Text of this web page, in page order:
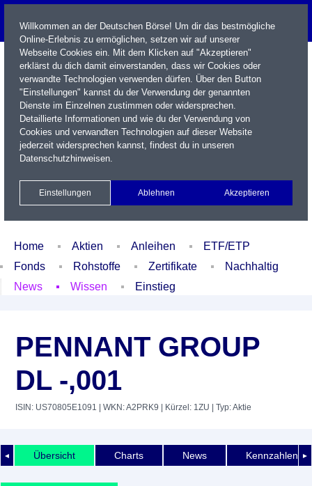
Name / WKN / ISIN / Kürzel
Xetra Realtime
Watchlist Portfolio Login
Home Aktien Anleihen
ETF/ETP
Fonds
Rohstoffe Zertifikate
Nachhaltig
News
Wissen Einstieg
PENNANT GROUP
DL -,001
ISIN: US70805E1091 | WKN: A2PRK9 | Kürzel: 1ZU | Typ: Aktie
◄ ►
Übersicht Charts News Kennzahlen
Willkommen an der Deutschen Börse! Um dir das bestmögliche
Online-Erlebnis zu ermöglichen, setzen wir auf unserer
Webseite Cookies ein. Mit dem Klicken auf "Akzeptieren"
erklärst du dich damit einverstanden, dass wir Cookies oder
verwandte Technologien verwenden dürfen. Über den Button
"Einstellungen" kannst du der Verwendung der genannten
Dienste im Einzelnen zustimmen oder widersprechen.
Detaillierte Informationen und wie du der Verwendung von
Cookies und verwandten Technologien auf dieser Website
jederzeit widersprechen kannst, findest du in unseren
Datenschutzhinweisen.
Einstellungen Ablehnen Akzeptieren